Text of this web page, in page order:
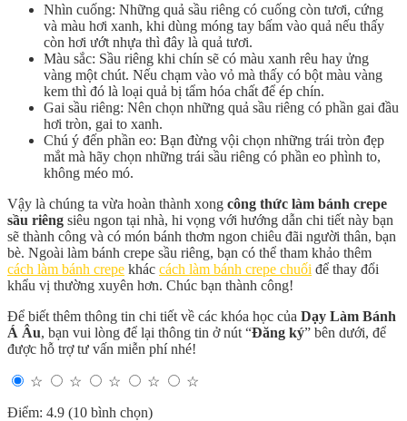
Nhìn cuống: Những quả sầu riêng có cuống còn tươi, cứng
và màu hơi xanh, khi dùng móng tay bấm vào quả nếu thấy
còn hơi ướt nhựa thì đây là quả tươi.
Màu sắc: Sầu riêng khi chín sẽ có màu xanh rêu hay ửng
vàng một chút. Nếu chạm vào vỏ mà thấy có bột màu vàng
kem thì đó là loại quả bị tẩm hóa chất để ép chín.
Gai sầu riêng: Nên chọn những quả sầu riêng có phần gai đầu
hơi tròn, gai to xanh.
Chú ý đến phần eo: Bạn đừng vội chọn những trái tròn đẹp
mắt mà hãy chọn những trái sầu riêng có phần eo phình to,
không méo mó.
Vậy là chúng ta vừa hoàn thành xong công thức làm bánh crepe
sầu riêng siêu ngon tại nhà, hi vọng với hướng dẫn chi tiết này bạn
sẽ thành công và có món bánh thơm ngon chiêu đãi người thân, bạn
bè. Ngoài làm bánh crepe sầu riêng, bạn có thể tham khảo thêm
cách làm bánh crepe khác cách làm bánh crepe chuối để thay đổi
khẩu vị thường xuyên hơn. Chúc bạn thành công!
Để biết thêm thông tin chi tiết về các khóa học của Dạy Làm Bánh
Á Âu, bạn vui lòng để lại thông tin ở nút “Đăng ký” bên dưới, để
được hỗ trợ tư vấn miễn phí nhé!
☆ ☆ ☆ ☆
☆
Điểm: 4.9 (10 bình chọn)